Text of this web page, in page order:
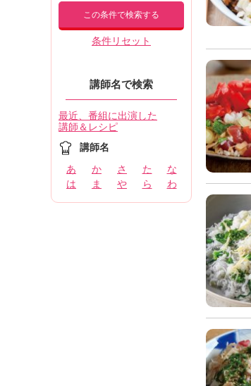
この条件で検索する
条件リセット
講師名で検索
最近、番組に出演した
講師＆レシピ
講師名
あ か さ た
な
は
ま や ら わ